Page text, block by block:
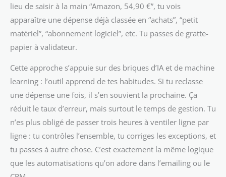
lieu de saisir à la main “Amazon, 54,90 €”, tu vois
apparaître une dépense déjà classée en “achats”, “petit
matériel”, “abonnement logiciel”, etc. Tu passes de gratte-
papier à validateur.
Cette approche s’appuie sur des briques d’IA et de machine
learning : l’outil apprend de tes habitudes. Si tu reclasse
une dépense une fois, il s’en souvient la prochaine. Ça
réduit le taux d’erreur, mais surtout le temps de gestion. Tu
n’es plus obligé de passer trois heures à ventiler ligne par
ligne : tu contrôles l’ensemble, tu corriges les exceptions, et
tu passes à autre chose. C’est exactement la même logique
que les automatisations qu’on adore dans l’emailing ou le